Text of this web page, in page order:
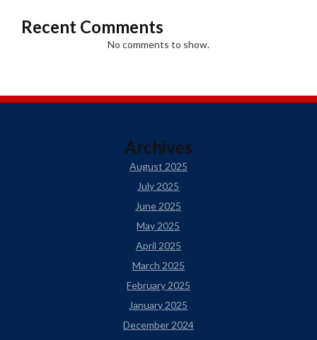
Recent Comments
No comments to show.
Archives
August 2025
July 2025
June 2025
May 2025
April 2025
March 2025
February 2025
January 2025
December 2024